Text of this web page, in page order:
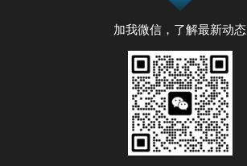
加我微信，了解最新动态